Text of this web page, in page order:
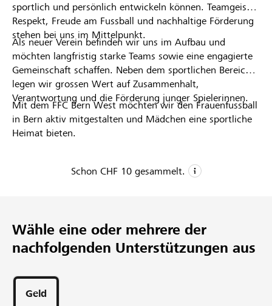
Registrieren
DE FR IT
sportlich und persönlich entwickeln können. Teamgeist,
Respekt, Freude am Fussball und nachhaltige Förderung
stehen bei uns im Mittelpunkt.
Als neuer Verein befinden wir uns im Aufbau und
möchten langfristig starke Teams sowie eine engagierte
Gemeinschaft schaffen. Neben dem sportlichen Bereich
legen wir grossen Wert auf Zusammenhalt,
Verantwortung und die Förderung junger Spielerinnen.
Mit dem FFC Bern West möchten wir den Frauenfussball
in Bern aktiv mitgestalten und Mädchen eine sportliche
Heimat bieten.
Schon CHF 10gesammelt.
1
Projekt
Unterstützung
Wähle eine oder mehrere der
nachfolgenden Unterstützungen aus
Geld